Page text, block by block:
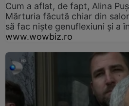
Cum a aflat, de fapt, Alina
Mărturia făcută chiar din
să fac niște genuflexiuni și a
www.wowbiz.ro